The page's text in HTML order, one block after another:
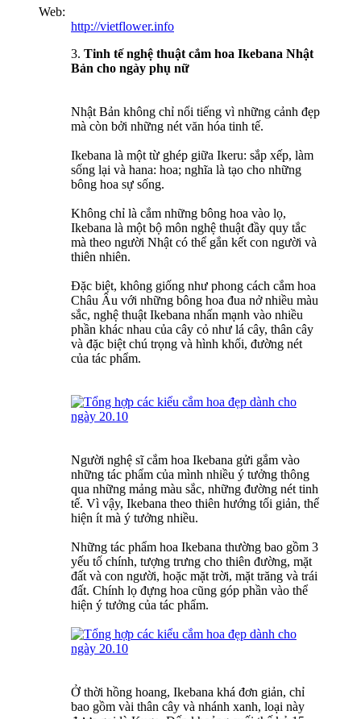
Web:
http://vietflower.info
3. Tinh tế nghệ thuật cắm hoa Ikebana Nhật
Bản cho ngày phụ nữ
Nhật Bản không chỉ nổi tiếng vì những cảnh đẹp
mà còn bởi những nét văn hóa tinh tế.
Ikebana là một từ ghép giữa Ikeru: sắp xếp, làm
sống lại và hana: hoa; nghĩa là tạo cho những
bông hoa sự sống.
Không chỉ là cắm những bông hoa vào lọ,
Ikebana là một bộ môn nghệ thuật đầy quy tắc
mà theo người Nhật có thể gắn kết con người và
thiên nhiên.
Đặc biệt, không giống như phong cách cắm hoa
Châu Âu với những bông hoa đua nở nhiều màu
sắc, nghệ thuật Ikebana nhấn mạnh vào nhiều
phần khác nhau của cây cỏ như lá cây, thân cây
và đặc biệt chú trọng và hình khối, đường nét
của tác phẩm.
Người nghệ sĩ cắm hoa Ikebana gửi gắm vào
những tác phẩm của mình nhiều ý tưởng thông
qua những mảng màu sắc, những đường nét tinh
tế. Vì vậy, Ikebana theo thiên hướng tối giản, thể
hiện ít mà ý tưởng nhiều.
Những tác phẩm hoa Ikebana thường bao gồm 3
yếu tố chính, tượng trưng cho thiên đường, mặt
đất và con người, hoặc mặt trời, mặt trăng và trái
đất. Chính lọ đựng hoa cũng góp phần vào thể
hiện ý tưởng của tác phẩm.
Ở thời hồng hoang, Ikebana khá đơn giản, chỉ
bao gồm vài thân cây và nhánh xanh, loại này